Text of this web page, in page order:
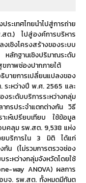
ะเทศไทยนำไปสู่การถ่าย
ต.) ไปสู่องค์การบริหาร
ชิงโครงสร้างของระบบ
ลักฐานเชิงปริมาณระดับ
ขภาพช่องปากภายใต้
บายการเปลี่ยนแปลงของ
ระหว่างปี พ.ศ. 2565 และ
ะดับบริการระหว่างกลุ่ม
ากรประจำแตกต่างกัน วิธี
ะห์เปรียบเทียบ ใช้ข้อมูล
คลุม รพ.สต. 9,538 แห่ง
วยบริการใน 3 มิติ ได้แก่
น (ไม่รวมการตรวจช่อง
ะหว่างกลุ่มจังหวัดโดยใช้
way ANOVA) ผลการ
จ. รพ.สต. ทั้งหมดมีทันต